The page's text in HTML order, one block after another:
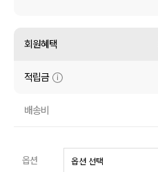
수영복
아우터
코디템
회원혜택
적립금
배송비
옵션